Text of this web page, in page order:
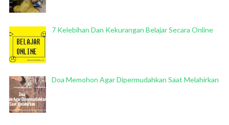
7 Kelebihan Dan Kekurangan Belajar Secara Online
Doa Memohon Agar Dipermudahkan Saat Melahirkan